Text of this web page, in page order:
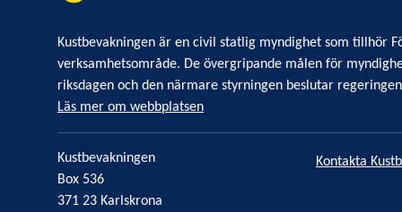
Kustbevakningen är en civil statlig myndighet som tillhör
verksamhetsområde. De övergripande målen för
riksdagen och den närmare styrningen beslutar
Läs mer om webbplatsen
Kustbevakningen
Box 536
371 23 Karlskrona
Kontakta